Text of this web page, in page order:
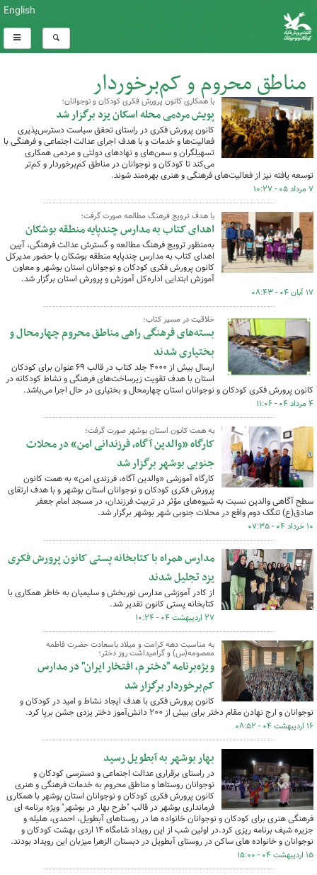
English
مناطق محروم و کم‌برخوردار
کل اخبار:84
با همکاری کانون پرورش فکری کودکان و نوجوانان؛
پویش مردمی محله اسکان یزد برگزار شد
کانون پرورش فکری در راستای تحقق سیاست دسترس‌پذیری
فعالیت‌ها و خدمات و با هدف اجرای عدالت اجتماعی و فرهنگی با
تسهیلگران و سمن‌های و نهادهای دولتی و مردمی همکاری
می‌کند تا کودکان و نوجوانان در مناطق کم‌برخوردار و کم‌تر
توسعه یافته نیز از فعالیت‌های فرهنگی و هنری بهره‌مند شوند.
۷ مرداد ۰۵ - ۱۰:۲۷
با هدف ترویج فرهنگ مطالعه صورت گرفت؛
اهدای کتاب به مدارس چندپایه منطقه بوشکان
به‌منظور ترویج فرهنگ مطالعه و گسترش عدالت فرهنگی، آیین
اهدای کتاب به مدارس چندپایه منطقه بوشکان با حضور مدیرکل
کانون پرورش فکری کودکان و نوجوانان استان بوشهر و معاون
آموزش ابتدایی اداره‌کل آموزش و پرورش استان برگزار شد.
۱۷ آبان ۰۴ - ۰۸:۴۳
خلاقیت در مسیر کتاب؛
بسته‌های فرهنگی راهی مناطق محروم چهارمحال و
بختیاری شدند
ارسال بیش از ۴۰۰۰ جلد کتاب در قالب ۶۹ عنوان برای کودکان
استان با هدف تقویت زیرساخت‌های فرهنگی و نشاط کودکانه در
کانون پرورش فکری کودکان و نوجوانان استان چهارمحال و بختیاری در حال اجرا می‌باشد.
۴ مرداد ۰۴ - ۱۱:۰۶
به همت کانون استان بوشهر صورت گرفت؛
کارگاه «والدین آگاه، فرزندانی امن» در محلات
جنوبی بوشهر برگزار شد
کارگاه آموزشی «والدین آگاه، فرزندی امن» به همت کانون
پرورش فکری کودکان و نوجوانان استان بوشهر و با هدف ارتقای
سطح آگاهی والدین نسبت به شیوه‌های مؤثر در تربیت فرزندان، در مسجد امام جعفر
صادق(ع) تنگک دوم واقع در محلات جنوبی شهر بوشهر برگزار شد.
۱۰ خرداد ۰۴ - ۰۷:۳۵
مدارس همراه با کتابخانه پستی کانون پرورش فکری
یزد تجلیل شدند
از کادر آموزشی مدارس نوربخش و سلیمیان به خاطر همکاری با
کتابخانه پستی کانون تقدیر شد.
۲۷ اردیبهشت ۰۴ - ۱۰:۲۴
به مناسبت دهه کرامت و میلاد باسعادت حضرت فاطمه
معصومه(س) و گرامیداشت روز دختر؛
ویژه‌برنامه "دخترم، افتخار ایران" در مدارس
کم‌برخوردار برگزار شد
کانون پرورش فکری با هدف ایجاد نشاط و امید در کودکان و
نوجوانان و ارج نهادن مقام دختر برای بیش از ۲۰۰ دانش‌آموز دختر یزدی جشن برپا کرد.
۱۶ اردیبهشت ۰۴ - ۰۸:۵۲
بهار بوشهر به آبطویل رسید
در راستای برقراری عدالت اجتماعی و دسترسی کودکان و
نوجوانان روستاها و مناطق محروم به خدمات فرهنگی و هنری
کانون پرورش فکری کودکان و نوجوانان استان بوشهر با همکاری
فرمانداری بوشهر در قالب "طرح بهار در بوشهر" ویژه برنامه ای
فرهنگی هنری برای کودکان و نوجوانان خانواده ها در روستاهای آبطویل، احمدی، هلیله و
جزیره شیف برنامه ریزی کرد.در اولین شب از این رویداد شامگاه ۱۴ اردی بهشت کودکان و
نوجوانان و خانواده های ساکن در روستای آبطویل در دبستان الزهرا میزبان این رویداد بودند.
۱۵ اردیبهشت ۰۴ - ۱۵:۰۰